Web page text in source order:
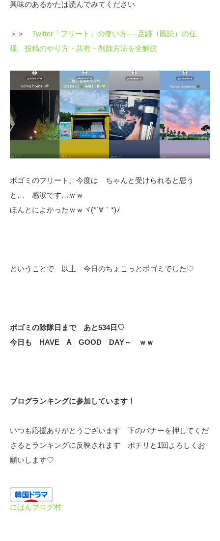
興味のあるかたは読んでみてください
＞＞ Twitter「フリート」の使い方──足跡（既読）の仕
様、投稿のやり方・共有・削除方法を全解説
ボゴミのフリート。今度は ちゃんと受けられると思う
と… 感涙です…ｗｗ
ほんとによかったｗｗヾ(*´∀｀*)ﾉ
ということで 以上 今日のちょこっとボゴミでした♡
ボゴミの除隊日まで あと534日♡
今日も HAVE A GOOD DAY～ ｗｗ
ブログランキングに参加しています！
いつも応援ありがとうございます 下のバナーを押してくだ
さるとランキングに反映されます ポチリと1回よろしくお
願いします♡
にほんブログ村